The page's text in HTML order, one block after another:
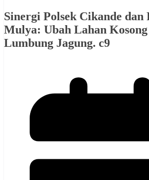
Sinergi Polsek Cikande dan
Mulya: Ubah Lahan
Lumbung Jagung. c9